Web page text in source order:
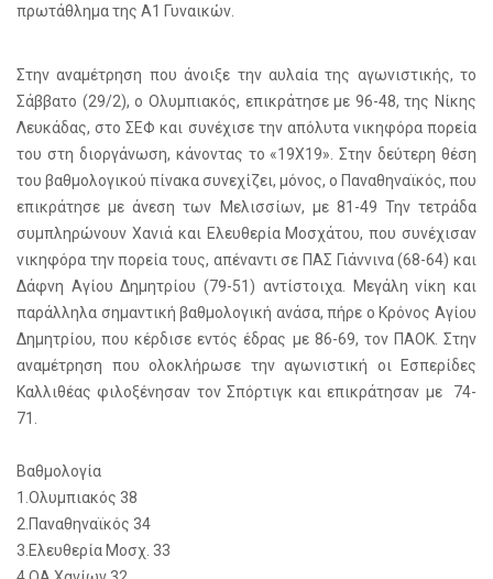
πρωτάθλημα της Α1 Γυναικών.
Στην αναμέτρηση που άνοιξε την αυλαία της αγωνιστικής, το
Σάββατο (29/2), ο Ολυμπιακός, επικράτησε με 96-48, της Νίκης
Λευκάδας, στο ΣΕΦ και συνέχισε την απόλυτα νικηφόρα πορεία
του στη διοργάνωση, κάνοντας το «19Χ19». Στην δεύτερη θέση
του βαθμολογικού πίνακα συνεχίζει, μόνος, ο Παναθηναϊκός, που
επικράτησε με άνεση των Μελισσίων, με 81-49 Την τετράδα
συμπληρώνουν Χανιά και Ελευθερία Μοσχάτου, που συνέχισαν
νικηφόρα την πορεία τους, απέναντι σε ΠΑΣ Γιάννινα (68-64) και
Δάφνη Αγίου Δημητρίου (79-51) αντίστοιχα. Μεγάλη νίκη και
παράλληλα σημαντική βαθμολογική ανάσα, πήρε ο Κρόνος Αγίου
Δημητρίου, που κέρδισε εντός έδρας με 86-69, τον ΠΑΟΚ. Στην
αναμέτρηση που ολοκλήρωσε την αγωνιστική οι Εσπερίδες
Καλλιθέας φιλοξένησαν τον Σπόρτιγκ και επικράτησαν με 74-
71.
Βαθμολογία
1.Ολυμπιακός 38
2.Παναθηναϊκός 34
3.Ελευθερία Μοσχ. 33